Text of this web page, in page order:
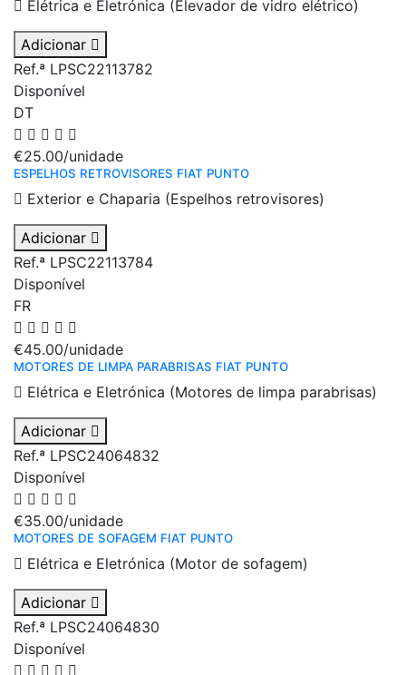
Elétrica e Eletrónica (Elevador de vidro elétrico)
Adicionar
Ref.ª LPSC22113782
Disponível
DT
€25.00/unidade
ESPELHOS RETROVISORES FIAT PUNTO
Exterior e Chaparia (Espelhos retrovisores)
Adicionar
Ref.ª LPSC22113784
Disponível
FR
€45.00/unidade
MOTORES DE LIMPA PARABRISAS FIAT PUNTO
Elétrica e Eletrónica (Motores de limpa parabrisas)
Adicionar
Ref.ª LPSC24064832
Disponível
€35.00/unidade
MOTORES DE SOFAGEM FIAT PUNTO
Elétrica e Eletrónica (Motor de sofagem)
Adicionar
Ref.ª LPSC24064830
Disponível